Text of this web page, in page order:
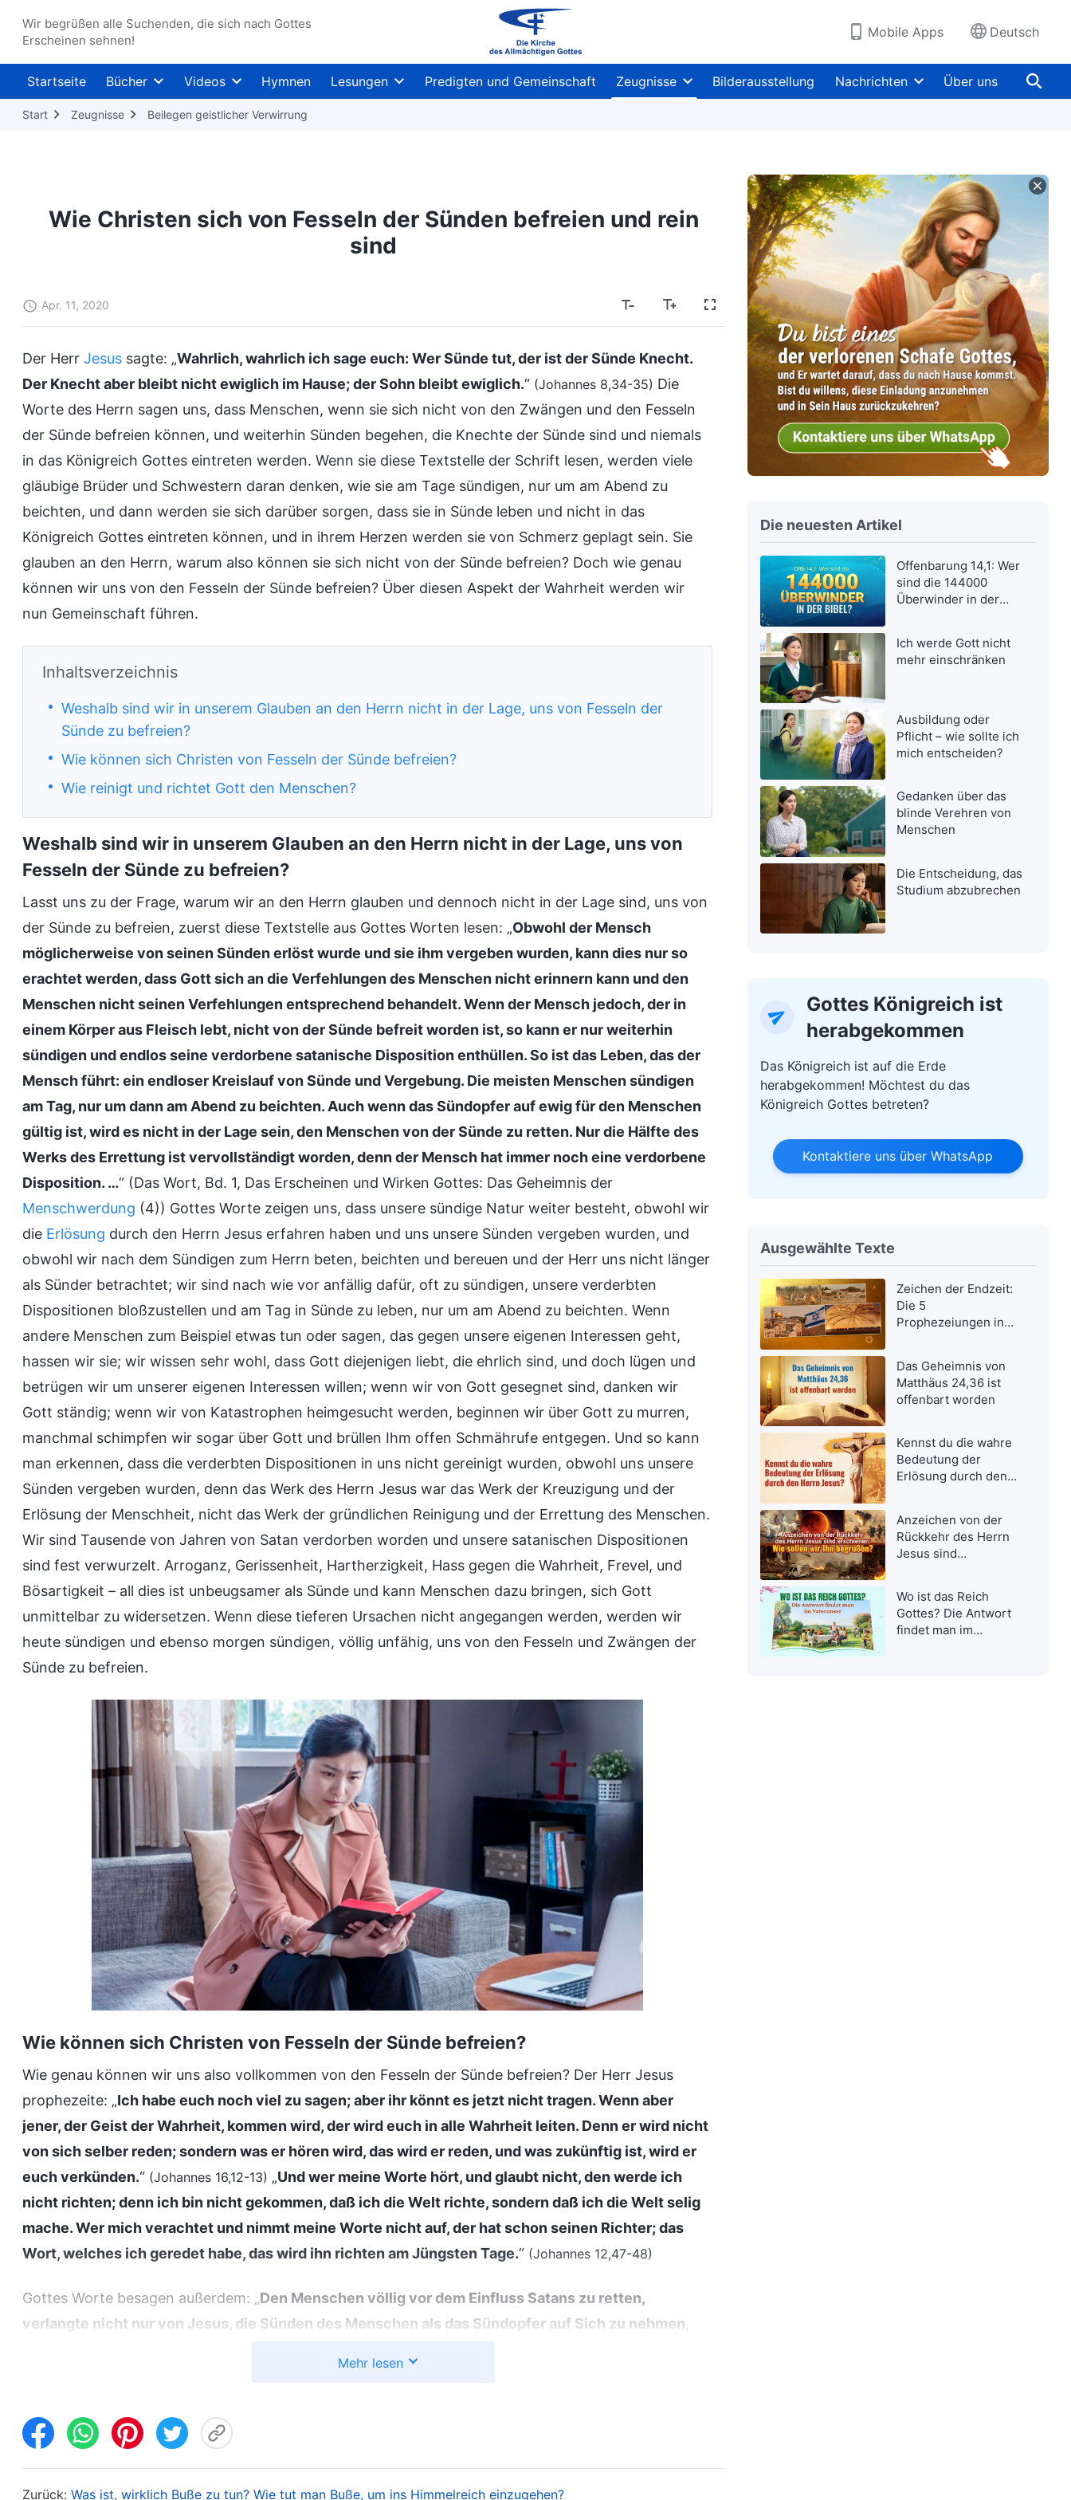
Wir begrüßen alle Suchenden, die sich nach Gottes
Erscheinen sehnen!
Mobile Apps Deutsch
Startseite Bücher Videos Hymnen Lesungen Predigten und Gemeinschaft Zeugnisse Bilderausstellung Nachrichten Über uns
Start Zeugnisse Beilegen geistlicher Verwirrung
Wie Christen sich von Fesseln der Sünden befreien und rein
sind
Apr. 11, 2020
Der Herr Jesus sagte: „Wahrlich, wahrlich ich sage euch: Wer Sünde tut, der ist der Sünde Knecht.
Der Knecht aber bleibt nicht ewiglich im Hause; der Sohn bleibt ewiglich.“ (Johannes 8,34-35) Die
Worte des Herrn sagen uns, dass Menschen, wenn sie sich nicht von den Zwängen und den Fesseln
der Sünde befreien können, und weiterhin Sünden begehen, die Knechte der Sünde sind und niemals
in das Königreich Gottes eintreten werden. Wenn sie diese Textstelle der Schrift lesen, werden viele
gläubige Brüder und Schwestern daran denken, wie sie am Tage sündigen, nur um am Abend zu
beichten, und dann werden sie sich darüber sorgen, dass sie in Sünde leben und nicht in das
Königreich Gottes eintreten können, und in ihrem Herzen werden sie von Schmerz geplagt sein. Sie
glauben an den Herrn, warum also können sie sich nicht von der Sünde befreien? Doch wie genau
können wir uns von den Fesseln der Sünde befreien? Über diesen Aspekt der Wahrheit werden wir
nun Gemeinschaft führen.
Inhaltsverzeichnis
Weshalb sind wir in unserem Glauben an den Herrn nicht in der Lage, uns von Fesseln der
Sünde zu befreien?
Wie können sich Christen von Fesseln der Sünde befreien?
Wie reinigt und richtet Gott den Menschen?
Weshalb sind wir in unserem Glauben an den Herrn nicht in der Lage, uns von
Fesseln der Sünde zu befreien?
Lasst uns zu der Frage, warum wir an den Herrn glauben und dennoch nicht in der Lage sind, uns von
der Sünde zu befreien, zuerst diese Textstelle aus Gottes Worten lesen: „Obwohl der Mensch
möglicherweise von seinen Sünden erlöst wurde und sie ihm vergeben wurden, kann dies nur so
erachtet werden, dass Gott sich an die Verfehlungen des Menschen nicht erinnern kann und den
Menschen nicht seinen Verfehlungen entsprechend behandelt. Wenn der Mensch jedoch, der in
einem Körper aus Fleisch lebt, nicht von der Sünde befreit worden ist, so kann er nur weiterhin
sündigen und endlos seine verdorbene satanische Disposition enthüllen. So ist das Leben, das der
Mensch führt: ein endloser Kreislauf von Sünde und Vergebung. Die meisten Menschen sündigen
am Tag, nur um dann am Abend zu beichten. Auch wenn das Sündopfer auf ewig für den Menschen
gültig ist, wird es nicht in der Lage sein, den Menschen von der Sünde zu retten. Nur die Hälfte des
Werks des Errettung ist vervollständigt worden, denn der Mensch hat immer noch eine verdorbene
Disposition. …“ (Das Wort, Bd. 1, Das Erscheinen und Wirken Gottes: Das Geheimnis der
Menschwerdung (4)) Gottes Worte zeigen uns, dass unsere sündige Natur weiter besteht, obwohl wir
die Erlösung durch den Herrn Jesus erfahren haben und uns unsere Sünden vergeben wurden, und
obwohl wir nach dem Sündigen zum Herrn beten, beichten und bereuen und der Herr uns nicht länger
als Sünder betrachtet; wir sind nach wie vor anfällig dafür, oft zu sündigen, unsere verderbten
Dispositionen bloßzustellen und am Tag in Sünde zu leben, nur um am Abend zu beichten. Wenn
andere Menschen zum Beispiel etwas tun oder sagen, das gegen unsere eigenen Interessen geht,
hassen wir sie; wir wissen sehr wohl, dass Gott diejenigen liebt, die ehrlich sind, und doch lügen und
betrügen wir um unserer eigenen Interessen willen; wenn wir von Gott gesegnet sind, danken wir
Gott ständig; wenn wir von Katastrophen heimgesucht werden, beginnen wir über Gott zu murren,
manchmal schimpfen wir sogar über Gott und brüllen Ihm offen Schmährufe entgegen. Und so kann
man erkennen, dass die verderbten Dispositionen in uns nicht gereinigt wurden, obwohl uns unsere
Sünden vergeben wurden, denn das Werk des Herrn Jesus war das Werk der Kreuzigung und der
Erlösung der Menschheit, nicht das Werk der gründlichen Reinigung und der Errettung des Menschen.
Wir sind Tausende von Jahren von Satan verdorben worden und unsere satanischen Dispositionen
sind fest verwurzelt. Arroganz, Gerissenheit, Hartherzigkeit, Hass gegen die Wahrheit, Frevel, und
Bösartigkeit – all dies ist unbeugsamer als Sünde und kann Menschen dazu bringen, sich Gott
unmittelbar zu widersetzen. Wenn diese tieferen Ursachen nicht angegangen werden, werden wir
heute sündigen und ebenso morgen sündigen, völlig unfähig, uns von den Fesseln und Zwängen der
Sünde zu befreien.
Wie können sich Christen von Fesseln der Sünde befreien?
Wie genau können wir uns also vollkommen von den Fesseln der Sünde befreien? Der Herr Jesus
prophezeite: „Ich habe euch noch viel zu sagen; aber ihr könnt es jetzt nicht tragen. Wenn aber
jener, der Geist der Wahrheit, kommen wird, der wird euch in alle Wahrheit leiten. Denn er wird nicht
von sich selber reden; sondern was er hören wird, das wird er reden, und was zukünftig ist, wird er
euch verkünden.“ (Johannes 16,12-13) „Und wer meine Worte hört, und glaubt nicht, den werde ich
nicht richten; denn ich bin nicht gekommen, daß ich die Welt richte, sondern daß ich die Welt selig
mache. Wer mich verachtet und nimmt meine Worte nicht auf, der hat schon seinen Richter; das
Wort, welches ich geredet habe, das wird ihn richten am Jüngsten Tage.“ (Johannes 12,47-48)
Gottes Worte besagen außerdem: „Den Menschen völlig vor dem Einfluss Satans zu retten,
verlangte nicht nur von Jesus, die Sünden des Menschen als das Sündopfer auf Sich zu nehmen,
Gesinnung zu befreien, die von Satan verdorben wurde. Und so ist Gott, nachdem dem Menschen
Zeitalter zu führen, und hat das Werk der Züchtigung und des Gerichts begonnen, und dieses Werk
hat den Menschen in ein höheres Reich gebracht. All jene, die sich Seiner Herrschaft unterwerfen,
Mehr lesen
Zurück: Was ist, wirklich Buße zu tun? Wie tut man Buße, um ins Himmelreich einzugehen?
Die neuesten Artikel
Offenbarung 14,1: Wer
sind die 144000
Überwinder in der
Ich werde Gott nicht
mehr einschränken
Ausbildung oder
Pflicht – wie sollte ich
mich entscheiden?
Gedanken über das
blinde Verehren von
Menschen
Die Entscheidung, das
Studium abzubrechen
Gottes Königreich ist
herabgekommen
Das Königreich ist auf die Erde
herabgekommen! Möchtest du das
Königreich Gottes betreten?
Kontaktiere uns über WhatsApp
Ausgewählte Texte
Zeichen der Endzeit:
Die 5
Prophezeiungen in
Herrn Jesus wurden
erfüllt
Das Geheimnis von
Matthäus 24,36 ist
offenbart worden
Kennst du die wahre
Bedeutung der
Erlösung durch den
Anzeichen von der
Rückkehr des Herrn
Jesus sind
begrüßen?
Wo ist das Reich
Gottes? Die Antwort
findet man im